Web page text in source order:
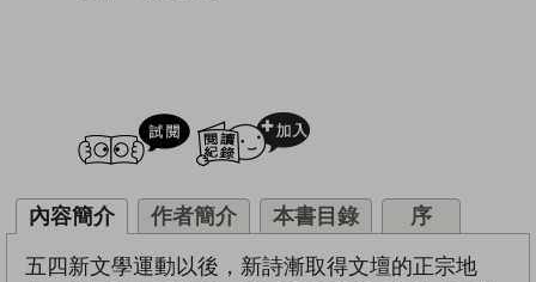
試閲
內容簡介 作者簡介 本書目錄 序
五四新文學運動以後，新詩漸取得文壇的正宗地